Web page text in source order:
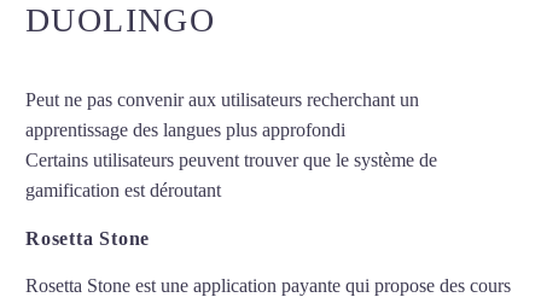
DUOLINGO
Peut ne pas convenir aux utilisateurs recherchant un
apprentissage des langues plus approfondi
Certains utilisateurs peuvent trouver que le système de
gamification est déroutant
Rosetta Stone
Rosetta Stone est une application payante qui propose des cours